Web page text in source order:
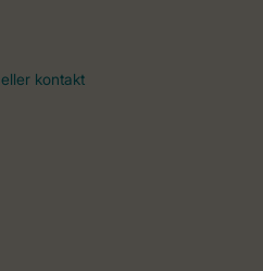
eller kontakt